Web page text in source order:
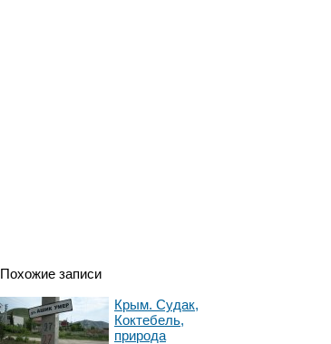
Похожие записи
Крым. Судак,
Коктебель,
природа